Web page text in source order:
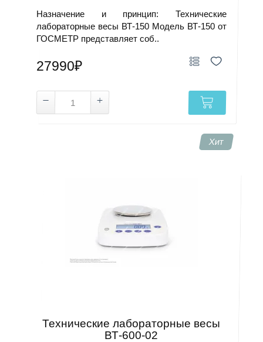
Назначение и принцип: Технические
лабораторные весы ВТ-150 Модель ВТ-150 от
ГОСМЕТР представляет соб..
27990₽
Хит
Технические лабораторные весы
ВТ-600-02